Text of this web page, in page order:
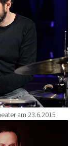
am 23.6.2015